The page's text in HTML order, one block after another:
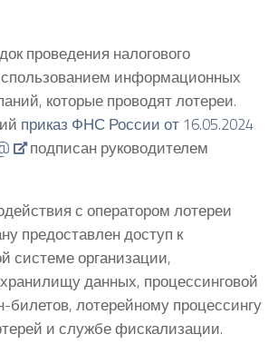
проведения налогового
информационных
которые проводят лотереи.
приказ ФНС России от 16.05.2024
подписан руководителем
с оператором лотереи
предоставлен доступ к
системе организации,
данных, процессинговой
лотерейному процессингу
и службе фискализации.